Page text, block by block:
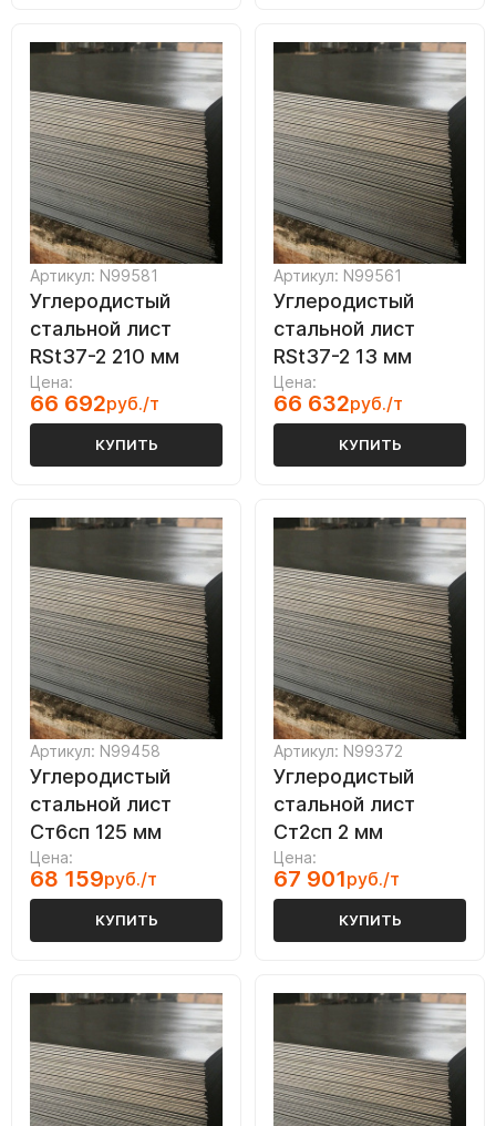
Артикул: N99581
Углеродистый
стальной лист
RSt37-2 210 мм
Цена:
66 692руб./т
КУПИТЬ
Артикул: N99561
Углеродистый
стальной лист
RSt37-2 13 мм
Цена:
66 632руб./т
КУПИТЬ
Артикул: N99458
Углеродистый
стальной лист
Ст6сп 125 мм
Цена:
68 159руб./т
КУПИТЬ
Артикул: N99372
Углеродистый
стальной лист
Ст2сп 2 мм
Цена:
67 901руб./т
КУПИТЬ